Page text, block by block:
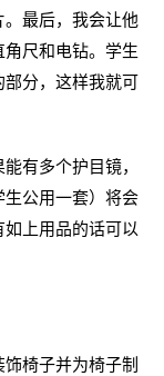
最后，我会让他
尺和电钻。学生
分，这样我就可
有多个护目镜，
公用一套）将会
上用品的话可以
椅子并为椅子制